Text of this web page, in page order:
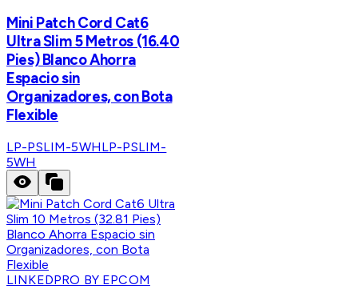
Mini Patch Cord Cat6
Ultra Slim 5 Metros (16.40
Pies) Blanco Ahorra
Espacio sin
Organizadores, con Bota
Flexible
LP-PSLIM-5WHLP-PSLIM-
5WH
LINKEDPRO BY EPCOM